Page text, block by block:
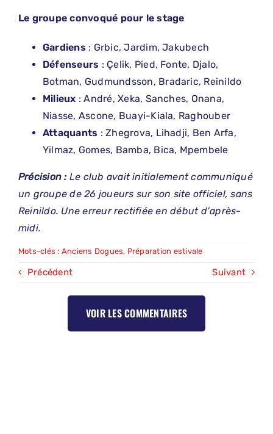
Le groupe convoqué pour le stage
Gardiens : Grbic, Jardim, Jakubech
Défenseurs : Çelik, Pied, Fonte, Djalo,
Botman, Gudmundsson, Bradaric, Reinildo
Milieux : André, Xeka, Sanches, Onana,
Niasse, Ascone, Buayi-Kiala, Raghouber
Attaquants : Zhegrova, Lihadji, Ben Arfa,
Yilmaz, Gomes, Bamba, Bica, Mpembele
Précision : Le club avait initialement communiqué
un groupe de 26 joueurs sur son site officiel, sans
Reinildo. Une erreur rectifiée en début d’après-
midi.
Mots-clés : Anciens Dogues, Préparation estivale
Précédent Suivant
VOIR LES COMMENTAIRES